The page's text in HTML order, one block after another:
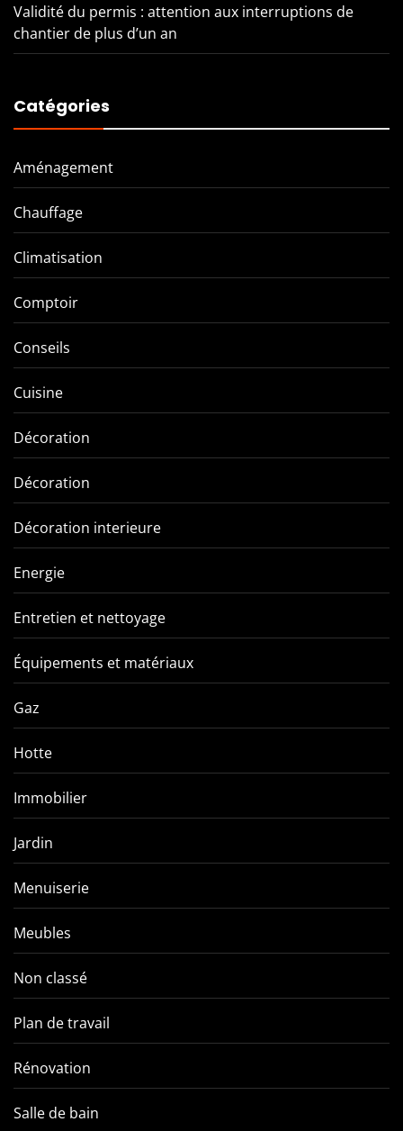
Validité du permis : attention aux interruptions de
chantier de plus d’un an
Catégories
Aménagement
Chauffage
Climatisation
Comptoir
Conseils
Cuisine
Décoration
Décoration
Décoration interieure
Energie
Entretien et nettoyage
Équipements et matériaux
Gaz
Hotte
Immobilier
Jardin
Menuiserie
Meubles
Non classé
Plan de travail
Rénovation
Salle de bain